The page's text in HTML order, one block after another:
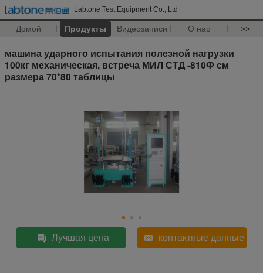
Labtone Test Equipment Co., Ltd
Домой Продукты Видеозаписи О нас >>
машина ударного испытания полезной нагрузки
100кг механическая, встреча МИЛ СТД -810Ф см
размера 70*80 таблицы
Лучшая цена контактные данные